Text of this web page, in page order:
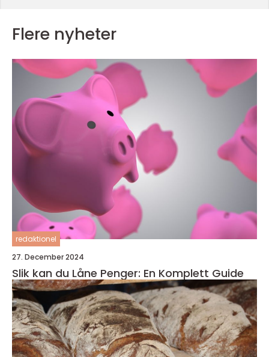
Flere nyheter
redaktionel
27. December 2024
Slik kan du Låne Penger: En Komplett Guide